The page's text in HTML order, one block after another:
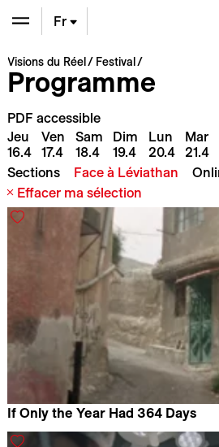
En
Fr
Visions du Réel Festival
Programme
PDF accessible
Jeu
16.4
Ven
17.4
Sam
18.4
Dim
19.4
Lun
20.4
Mar
21.4
Sections
Face à Léviathan
Effacer ma sélection
If Only the Year Had 364 Days